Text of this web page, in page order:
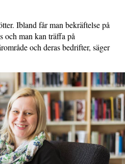
Ibland får man bekräftelse på
och man kan träffa på
och deras bedrifter, säger